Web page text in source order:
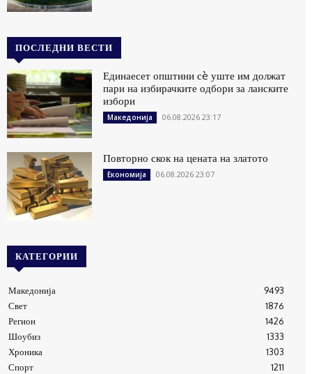
ПОСЛЕДНИ ВЕСТИ
Единаесет општини сè уште им должат
пари на избирачките одбори за ланските
избори
Македонија 06.08.2026 23:17
Повторно скок на цената на златото
Економија 06.08.2026 23:07
КАТЕГОРИИ
Македонија
9493
Свет
1876
Регион
1426
Шоубиз
1333
Хроника
1303
Спорт
1211